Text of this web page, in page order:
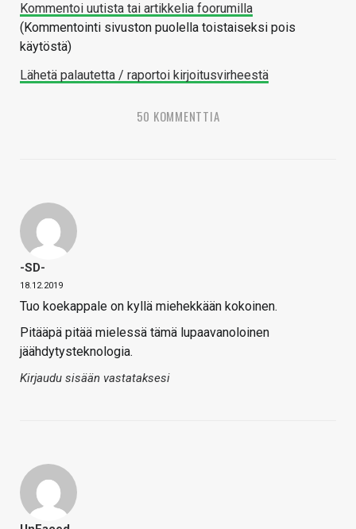
Kommentoi uutista tai artikkelia foorumilla
(Kommentointi sivuston puolella toistaiseksi pois
käytöstä)
Lähetä palautetta / raportoi kirjoitusvirheestä
50 KOMMENTTIA
-SD-
18.12.2019
Tuo koekappale on kyllä miehekkään kokoinen.
Pitääpä pitää mielessä tämä lupaavanoloinen
jäähdytysteknologia.
Kirjaudu sisään vastataksesi